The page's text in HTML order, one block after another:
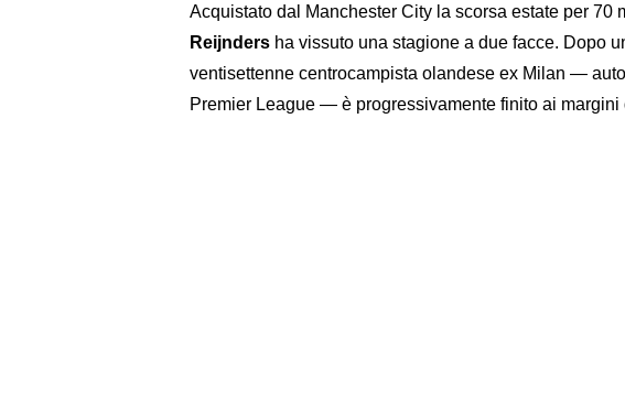
Acquistato dal Manchester City la scorsa estate per 70
Reijnders ha vissuto una stagione a due facce. Dopo
ventisettenne centrocampista olandese ex Milan —
Premier League — è progressivamente finito ai